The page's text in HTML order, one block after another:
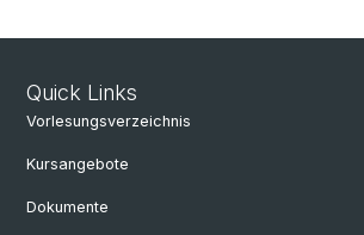
Quick Links
Vorlesungsverzeichnis
Kursangebote
Dokumente